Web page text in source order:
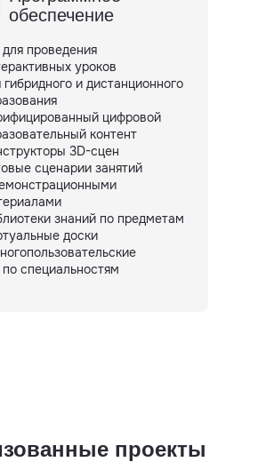
обеспечение
проведения
уроков
гибридного и дистанционного
цифровой
контент
3D-сцен
сценарии занятий
знаний по предметам
доски
специальностям
проекты